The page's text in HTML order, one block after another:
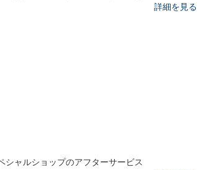
詳細を見る
シャルショップのアフターサービス